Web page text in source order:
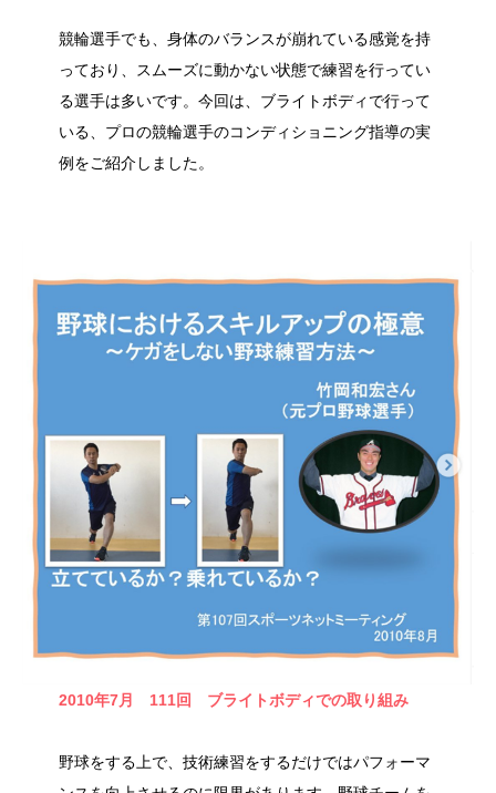
競輪選手でも、身体のバランスが崩れている感覚を持
っており、スムーズに動かない状態で練習を行ってい
る選手は多いです。今回は、ブライトボディで行って
いる、プロの競輪選手のコンディショニング指導の実
例をご紹介しました。
2010年7月 111回 ブライトボディでの取り組み
野球をする上で、技術練習をするだけではパフォーマ